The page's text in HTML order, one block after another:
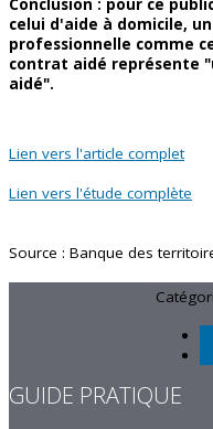
celui d'aide à domicile,
professionnelle comme
contrat aidé représente
aidé".
Lien vers l'article complet
Lien vers l'étude complète
Source : Banque des
GUIDE PRATIQUE